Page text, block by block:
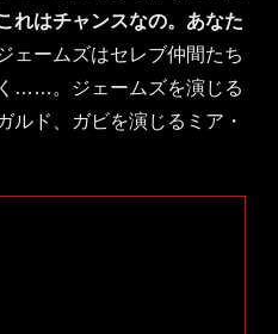
これはチャンスなの。あなた
ェームズはセレブ仲間たち
……。ジェームズを演じる
ルド、ガビを演じるミア・